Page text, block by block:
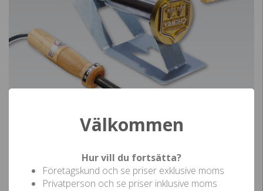
Brännstämplar Trä, plast, läder
Välkommen
Hur vill du fortsätta?
Företagskund och se priser exklusive moms
Privatperson och se priser inklusive moms